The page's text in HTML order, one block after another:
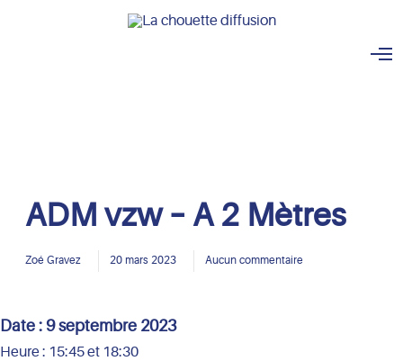
O
ADM vzw – A 2 Mètres
Zoé Gravez 20 mars 2023 Aucun commentaire
Date : 9 septembre 2023
Heure : 15:45 et 18:30